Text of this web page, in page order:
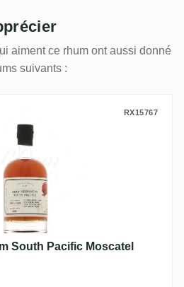
aiment ce rhum ont aussi donné
suivants :
Rum South PacificRX15767
South Pacific Moscatel